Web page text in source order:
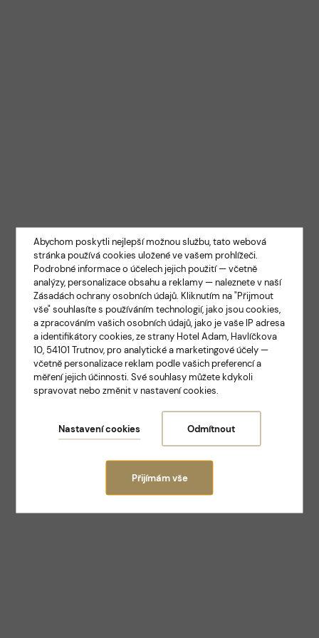
ELEGANCE A TRADICE V SAMOTNÉM SRDCI
TRUTNOVA
Hotel Adam
Trutnov
Abychom poskytli nejlepší možnou službu, tato webová
stránka používá cookies uložené ve vašem prohlížeči.
Podrobné informace o účelech jejich použití — včetně
analýzy, personalizace obsahu a reklamy — naleznete v naší
Zásadách ochrany osobních údajů. Kliknutím na "Přijmout
vše" souhlasíte s používáním technologií, jako jsou cookies,
a zpracováním vašich osobních údajů, jako je vaše IP adresa
a identifikátory cookies, ze strany Hotel Adam, Havlíčkova
10, 54101 Trutnov, pro analytické a marketingové účely —
včetně personalizace reklam podle vašich preferencí a
měření jejich účinnosti. Své souhlasy můžete kdykoli
spravovat nebo změnit v nastavení cookies.
Nastavení cookies Odmítnout
Přijímám vše